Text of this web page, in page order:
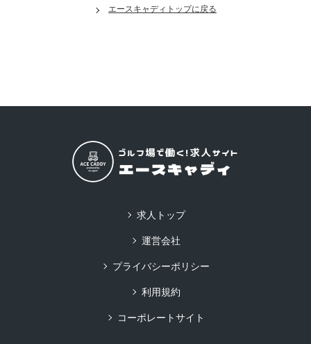
エースキャディトップに戻る
求人トップ
運営会社
プライバシーポリシー
利用規約
コーポレートサイト